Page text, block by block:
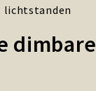
lichtstanden